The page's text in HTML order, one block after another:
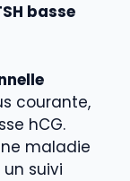
basse
courante,
hCG.
maladie
suivi